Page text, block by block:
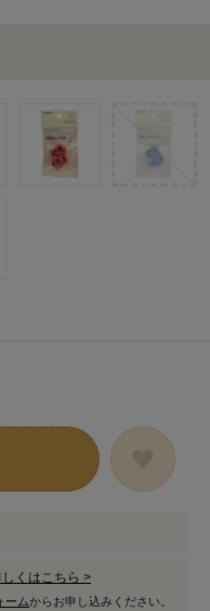
くはこちら >
ームからお申し込みください。